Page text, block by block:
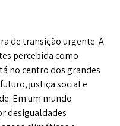
de transição urgente. A
percebida como
no centro dos grandes
justiça social e
Em um mundo
desigualdades